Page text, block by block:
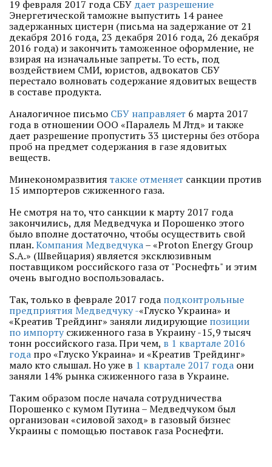
19 февраля 2017 года СБУ дает разрешение
Энергетической таможне выпустить 14 ранее
задержанных цистерн (письма на задержание от 21
декабря 2016 года, 23 декабря 2016 года, 26 декабря
2016 года) и закончить таможенное оформление, не
взирая на изначальные запреты. То есть, под
воздействием СМИ, юристов, адвокатов СБУ
перестало волновать содержание ядовитых веществ
в составе продукта.
Аналогичное письмо СБУ направляет 6 марта 2017
года в отношении ООО «Паралель М Лтд» и также
дает разрешение пропустить 33 цистерны без отбора
проб на предмет содержания в газе ядовитых
веществ.
Минекономразвития также отменяет санкции против
15 импортеров сжиженного газа.
Не смотря на то, что санкции к марту 2017 года
закончились, для Медведчука и Порошенко этого
было вполне достаточно, чтобы осуществить свой
план.Компания Медведчука– «Proton Energy Group
S.A.» (Швейцария) является эксклюзивным
поставщиком российского газа от "Роснефть" и этим
очень выгодно воспользовалась.
Так, только в феврале 2017 года подконтрольные
предприятия Медведчуку -«Глуско Украина» и
«Креатив Трейдинг» заняли лидирующие позиции
по импортусжиженного газа в Украину -15,9 тысяч
тонн российского газа. При чем, в 1 квартале 2016
года про «Глуско Украина» и «Креатив Трейдинг»
мало кто слышал. Но уже в 1 квартале 2017 года они
заняли 14% рынка сжиженного газа в Украине.
Таким образом после начала сотрудничества
Порошенко с кумом Путина – Медведчуком был
организован «силовой заход» в газовый бизнес
Украины с помощью поставок газа Роснефти.